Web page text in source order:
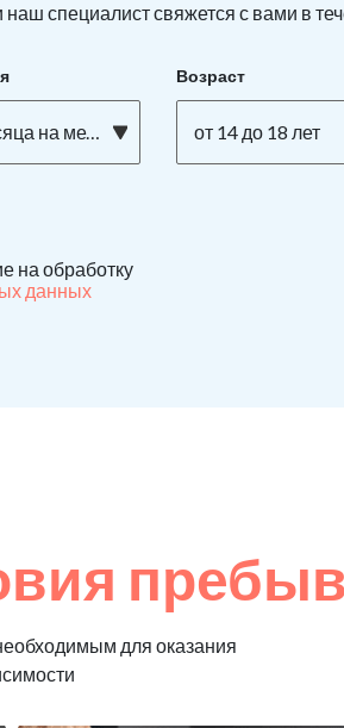
специалист свяжется с вами в
метадоне
Возраст
от 14 до 18 лет
на обработку
данных
для оказания